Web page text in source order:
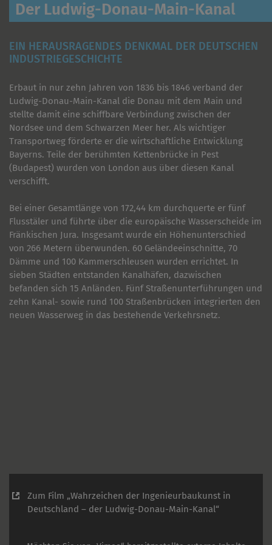
Der Ludwig-Donau-Main-Kanal
EIN HERAUSRAGENDES DENKMAL DER DEUTSCHEN
INDUSTRIEGESCHICHTE
Erbaut in nur zehn Jahren von 1836 bis 1846 verband der
Ludwig-Donau-Main-Kanal die Donau mit dem Main und
stellte damit eine schiffbare Verbindung zwischen der
Nordsee und dem Schwarzen Meer her. Als wichtiger
Transportweg förderte er die wirtschaftliche Entwicklung
Bayerns. Teile der berühmten Kettenbrücke in Pest
(Budapest) wurden von London aus über diesen Kanal
verschifft.
Bei einer Gesamtlänge von 172,44 km durchquerte er fünf
Flusstäler und führte über die europäische Wasserscheide im
Fränkischen Jura. Insgesamt wurde ein Höhenunterschied
von 266 Metern überwunden. 60 Geländeeinschnitte, 70
Dämme und 100 Kammerschleusen wurden errichtet. In
sieben Städten entstanden Kanalhäfen, dazwischen
befanden sich 15 Anländen. Fünf Straßenunterführungen und
zehn Kanal- sowie rund 100 Straßenbrücken integrierten den
neuen Wasserweg in das bestehende Verkehrsnetz.
Zum Film „Wahrzeichen der Ingenieurbaukunst in
Deutschland – der Ludwig-Donau-Main-Kanal“